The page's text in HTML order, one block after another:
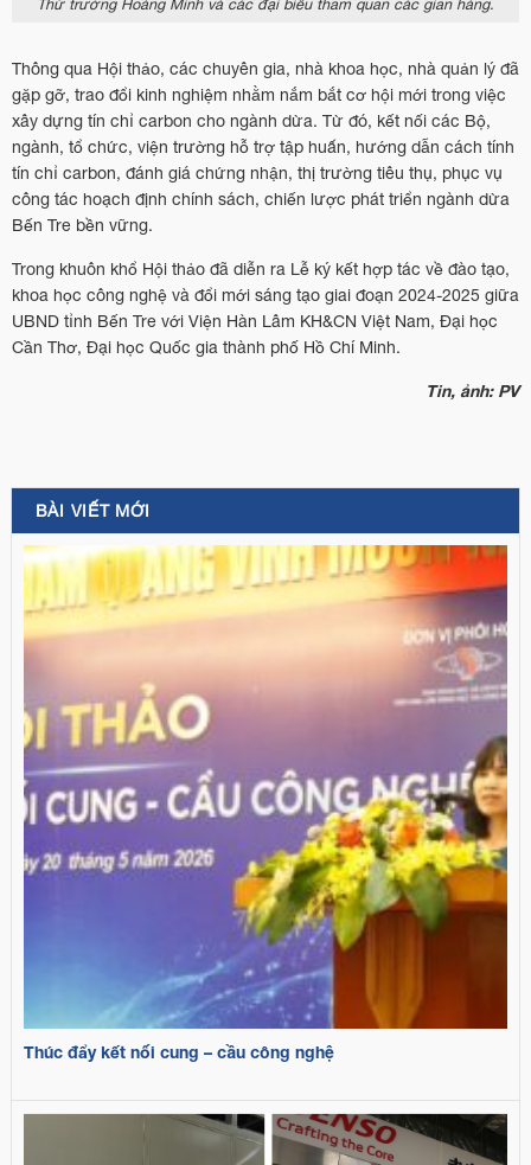
Thứ trưởng Hoàng Minh và các đại biểu tham quan các gian hàng.
Thông qua Hội thảo, các chuyên gia, nhà khoa học, nhà quản lý đã
gặp gỡ, trao đổi kinh nghiệm nhằm nắm bắt cơ hội mới trong việc
xây dựng tín chỉ carbon cho ngành dừa. Từ đó, kết nối các Bộ,
ngành, tổ chức, viện trường hỗ trợ tập huấn, hướng dẫn cách tính
tín chỉ carbon, đánh giá chứng nhận, thị trường tiêu thụ, phục vụ
công tác hoạch định chính sách, chiến lược phát triển ngành dừa
Bến Tre bền vững.
Trong khuôn khổ Hội thảo đã diễn ra Lễ ký kết hợp tác về đào tạo,
khoa học công nghệ và đổi mới sáng tạo giai đoạn 2024-2025 giữa
UBND tỉnh Bến Tre với Viện Hàn Lâm KH&CN Việt Nam, Đại học
Cần Thơ, Đại học Quốc gia thành phố Hồ Chí Minh.
Tin, ảnh: PV
BÀI VIẾT MỚI
Thúc đẩy kết nối cung – cầu công nghệ